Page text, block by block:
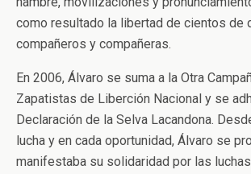
como resultado la libertad de cientos de
compañeros y compañeras.
En 2006, Álvaro se suma a la Otra
Zapatistas de Liberción Nacional y se
Declaración de la Selva Lacandona.
lucha y en cada oportunidad, Álvaro se
manifestaba su solidaridad por las